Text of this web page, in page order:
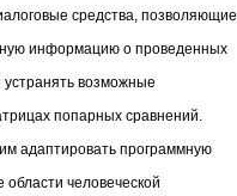
средства, позволяющие
информацию о проведенных
возможные
попарных сравнений.
адаптировать программную
области человеческой